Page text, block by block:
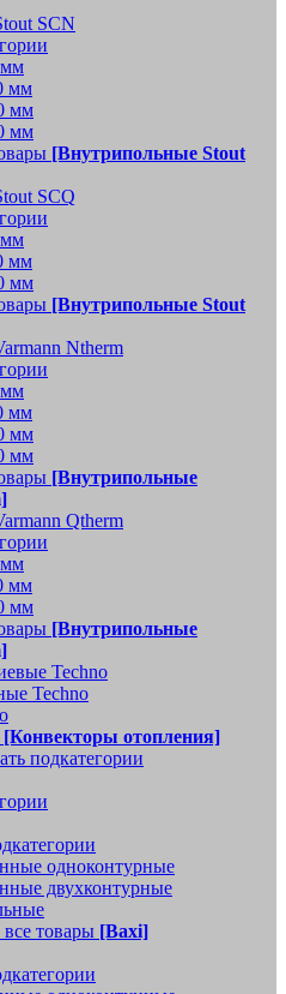
SCN
мм
мм
мм
мм
[Внутрипольные Stout
SCQ
мм
мм
мм
[Внутрипольные Stout
Ntherm
мм
мм
мм
мм
[Внутрипольные
Qtherm
мм
мм
мм
[Внутрипольные
Techno
Techno
[Конвекторы отопления]
подкатегории
одноконтурные
двухконтурные
товары [Baxi]